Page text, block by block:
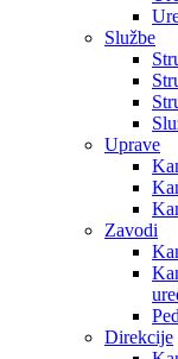
Službe
Uprave
Zavodi
Direkcije